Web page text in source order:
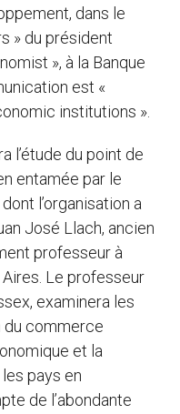
dans le
» du président
», à la Banque
est «
institutions ».
l’étude du point de
entamée par le
l’organisation a
José Llach, ancien
professeur à
Aires. Le professeur
examinera les
du commerce
et la
pays en
de l’abondante